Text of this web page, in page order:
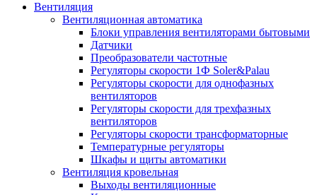
Вентиляция
Вентиляционная автоматика
Блоки управления вентиляторами бытовыми
Датчики
Преобразователи частотные
Регуляторы скорости 1Ф Soler&Palau
Регуляторы скорости для однофазных
вентиляторов
Регуляторы скорости для трехфазных
вентиляторов
Регуляторы скорости трансформаторные
Температурные регуляторы
Шкафы и щиты автоматики
Вентиляция кровельная
Выходы вентиляционные